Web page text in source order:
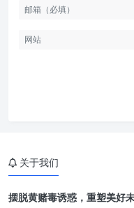
关于我们
摆脱黄赌毒诱惑，重塑美好